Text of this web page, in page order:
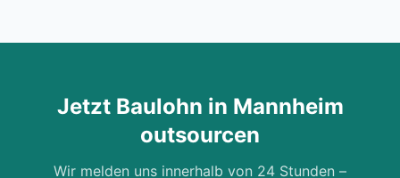
Jetzt Baulohn in Mannheim
outsourcen
Wir melden uns innerhalb von 24 Stunden –